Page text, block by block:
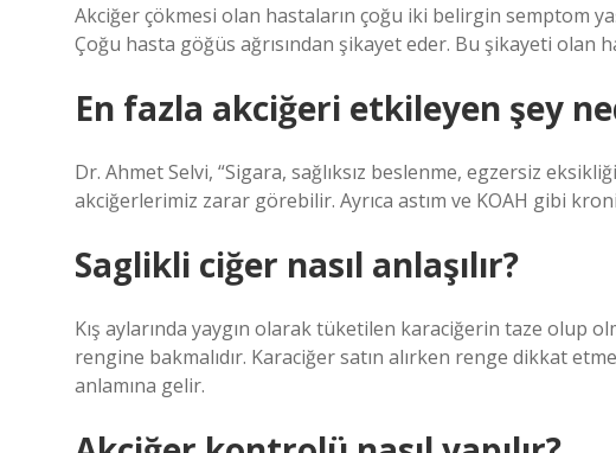
Akciğer çökmesi olan hastaların çoğu iki belirgin semptom
Çoğu hasta göğüs ağrısından şikayet eder. Bu şikayeti olan
En fazla akciğeri etkileyen şey
Dr. Ahmet Selvi, “Sigara, sağlıksız beslenme, egzersiz
akciğerlerimiz zarar görebilir. Ayrıca astım ve KOAH gibi
Saglikli ciğer nasıl anlaşılır?
Kış aylarında yaygın olarak tüketilen karaciğerin taze olup
rengine bakmalıdır. Karaciğer satın alırken renge dikkat
anlamına gelir.